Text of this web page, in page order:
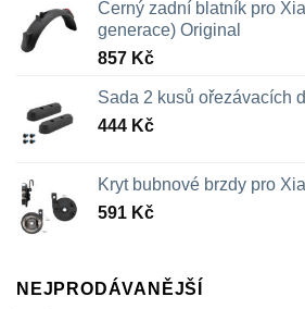
Černý zadní blatník pro
generace) Original
857 Kč
Sada 2 kusů ořezávacích
444 Kč
Kryt bubnové brzdy pro
591 Kč
NEJPRODÁVANĚJŠÍ